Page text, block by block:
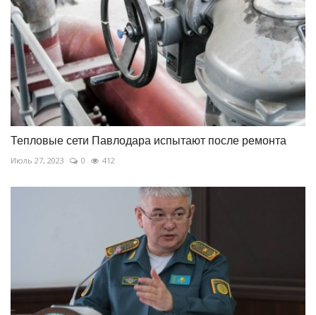
Тепловые сети Павлодара испытают после ремонта
Июль 27, 2023 0 412